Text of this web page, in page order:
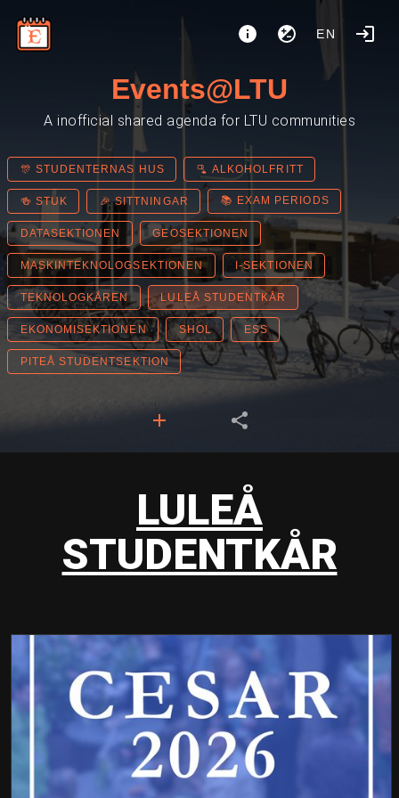
EN
Events@LTU
A inofficial shared agenda for LTU communities
🎊 STUDENTERNAS HUS 🫗 ALKOHOLFRITT
🍻 STUK 🎉 SITTNINGAR 📚 EXAM PERIODS
DATASEKTIONEN GEOSEKTIONEN
MASKINTEKNOLOGSEKTIONEN I-SEKTIONEN
TEKNOLOGKÅREN LULEÅ STUDENTKÅR
EKONOMISEKTIONEN SHOL ESS
PITEÅ STUDENTSEKTION
LULEÅ
STUDENTKÅR